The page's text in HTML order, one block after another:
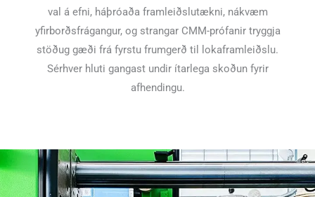
val á efni, háþróaða framleiðslutækni, nákvæm
yfirborðsfrágangur, og strangar CMM-prófanir tryggja
stöðug gæði frá fyrstu frumgerð til lokaframleiðslu.
Sérhver hluti gangast undir ítarlega skoðun fyrir
afhendingu.